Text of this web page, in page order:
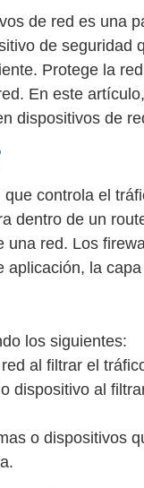
de red es una
de seguridad
Protege la
En este
dispositivos de
controla el
dentro de un
red. Los
la
los siguientes:
al filtrar el
dispositivo al
o dispositivos